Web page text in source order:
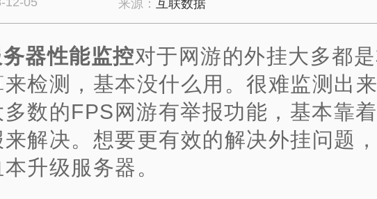
来源： 互联数据
务器性能监控对于网游的外挂大多都
检测，基本没什么用。很难监测出来
多数的FPS网游有举报功能，基本靠
来解决。想要更有效的解决外挂问题
升级服务器。